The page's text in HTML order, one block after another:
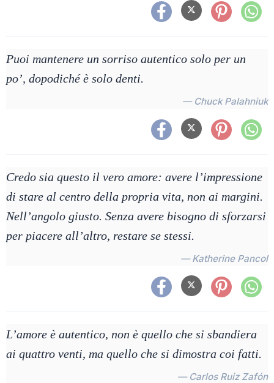
Puoi mantenere un sorriso autentico solo per un
po’, dopodiché è solo denti.
— Chuck Palahniuk
Credo sia questo il vero amore: avere l’impressione
di stare al centro della propria vita, non ai margini.
Nell’angolo giusto. Senza avere bisogno di sforzarsi
per piacere all’altro, restare se stessi.
— Katherine Pancol
L’amore è autentico, non è quello che si sbandiera
ai quattro venti, ma quello che si dimostra coi fatti.
— Carlos Ruiz Zafón